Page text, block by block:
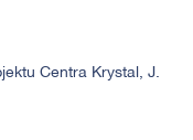
Centra Krystal, J.